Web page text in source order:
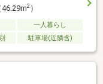
2）
一人暮らし
駐車場(近隣含)